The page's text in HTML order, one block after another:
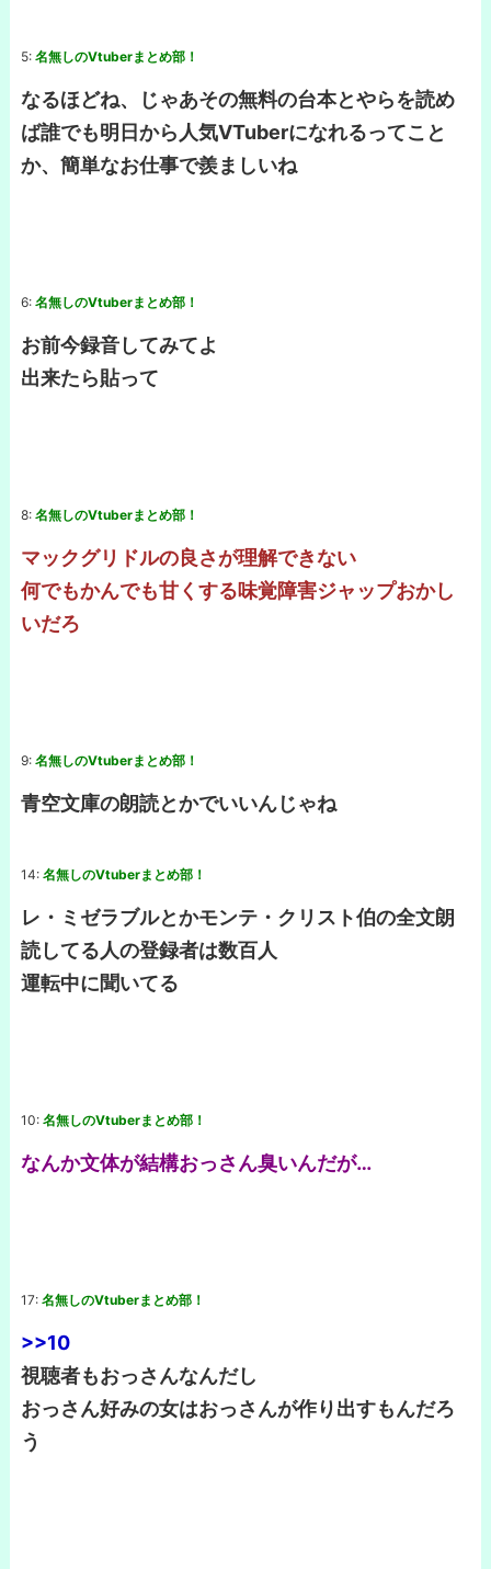
5: 名無しのVtuberまとめ部！
なるほどね、じゃあその無料の台本とやらを読め
ば誰でも明日から人気VTuberになれるってこと
か、簡単なお仕事で羨ましいね
6: 名無しのVtuberまとめ部！
お前今録音してみてよ
出来たら貼って
8: 名無しのVtuberまとめ部！
マックグリドルの良さが理解できない
何でもかんでも甘くする味覚障害ジャップおかし
いだろ
9: 名無しのVtuberまとめ部！
青空文庫の朗読とかでいいんじゃね
14: 名無しのVtuberまとめ部！
レ・ミゼラブルとかモンテ・クリスト伯の全文朗
読してる人の登録者は数百人
運転中に聞いてる
10: 名無しのVtuberまとめ部！
なんか文体が結構おっさん臭いんだが…
17: 名無しのVtuberまとめ部！
>>10
視聴者もおっさんなんだし
おっさん好みの女はおっさんが作り出すもんだろ
う